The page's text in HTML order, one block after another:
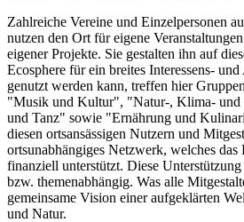
Zahlreiche Vereine und Einzelpersonen
nutzen den Ort für eigene
eigener Projekte. Sie gestalten ihn auf
Ecosphere für ein breites Interessens-
genutzt werden kann, treffen hier
"Musik und Kultur", "Natur-, Klima- und
und Tanz" sowie "Ernährung und
diesen ortsansässigen Nutzern und
ortsunabhängiges Netzwerk, welches das
finanziell unterstützt. Diese
bzw. themenabhängig. Was alle
gemeinsame Vision einer aufgeklärten
und Natur.